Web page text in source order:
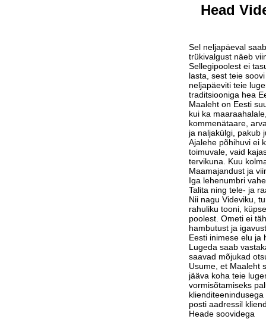
Head
Sel neljapäeval
trükivalgust näeb
Sellegipoolest ei
lasta, sest teie
neljapäeviti teie
traditsiooniga hea
Maaleht on Eesti
kui ka
kommenätaare,
ja naljakülgi, pakub
Ajalehe põhihuvi ei
toimuvale, vaid
tervikuna. Kuu
Maamajandust ja
Iga lehenumbri
Talita ning tele- ja
Nii nagu Videviku,
rahuliku tooni,
poolest. Ometi ei
hambutust ja
Eesti inimese elu ja
Lugeda saab
saavad mõjukad
Usume, et Maaleht
jääva koha teie
vormisõtamiseks
posti aadressil
Heade soovidega